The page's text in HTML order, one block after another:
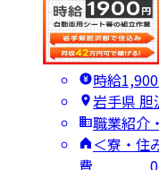
時給
岩手県 胆
職業紹介
＜寮・住
費 0～